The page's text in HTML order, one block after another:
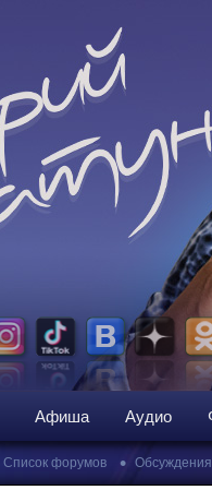
Афиша Аудио
Список форумов • Обсуждения